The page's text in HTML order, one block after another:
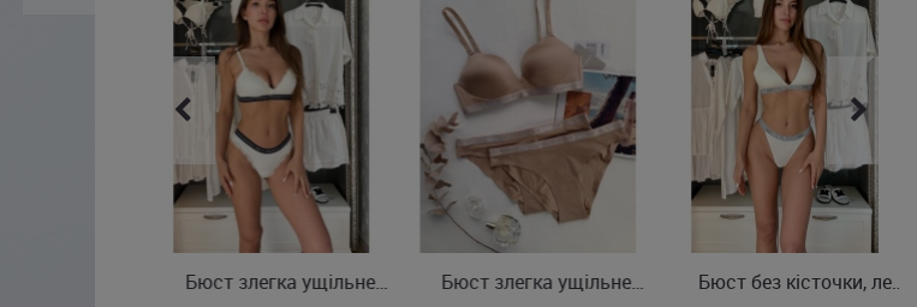
S M L Бюст злегка ущільнена чашка S M L Бюст злегка ущільнена чашка S M L Бюст без кісточки, легко ущільнена чашка